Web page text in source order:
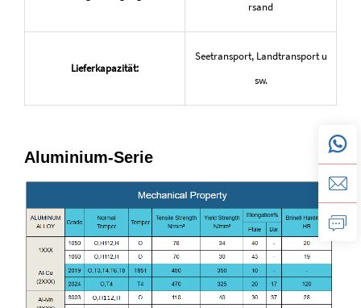
rsand
Lieferkapazität:
Seetransport, Landtransport u
sw.
Aluminium-Serie